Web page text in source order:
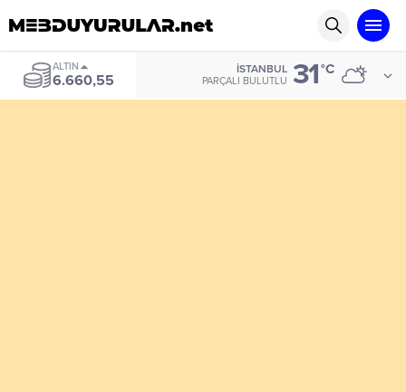
ALTIN
6.660,55
İSTANBUL
PARÇALI BULUTLU 31°C